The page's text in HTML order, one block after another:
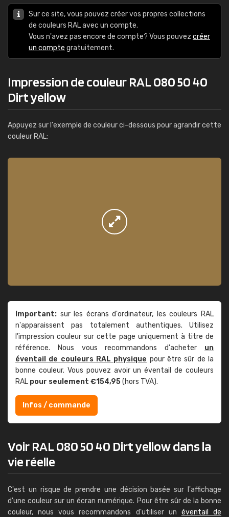
Sur ce site, vous pouvez créer vos propres collections
de couleurs RAL avec un compte.
Vous n'avez pas encore de compte? Vous pouvez créer
un compte gratuitement.
Impression de couleur RAL 080 50 40
Dirt yellow
Appuyez sur l'exemple de couleur ci-dessous pour agrandir cette
couleur RAL:
Important: sur les écrans d'ordinateur, les couleurs RAL
n'apparaissent pas totalement authentiques. Utilisez
l'impression couleur sur cette page uniquement à titre de
référence. Nous vous recommandons d'acheter un
éventail de couleurs RAL physique pour être sûr de la
bonne couleur. Vous pouvez avoir un éventail de couleurs
RAL pour seulement €154,95(hors TVA).
Infos / commande
Voir RAL 080 50 40 Dirt yellow dans la
vie réelle
C'est un risque de prendre une décision basée sur l'affichage
d'une couleur sur un écran numérique. Pour être sûr de la bonne
couleur, nous vous recommandons d'utiliser un éventail de